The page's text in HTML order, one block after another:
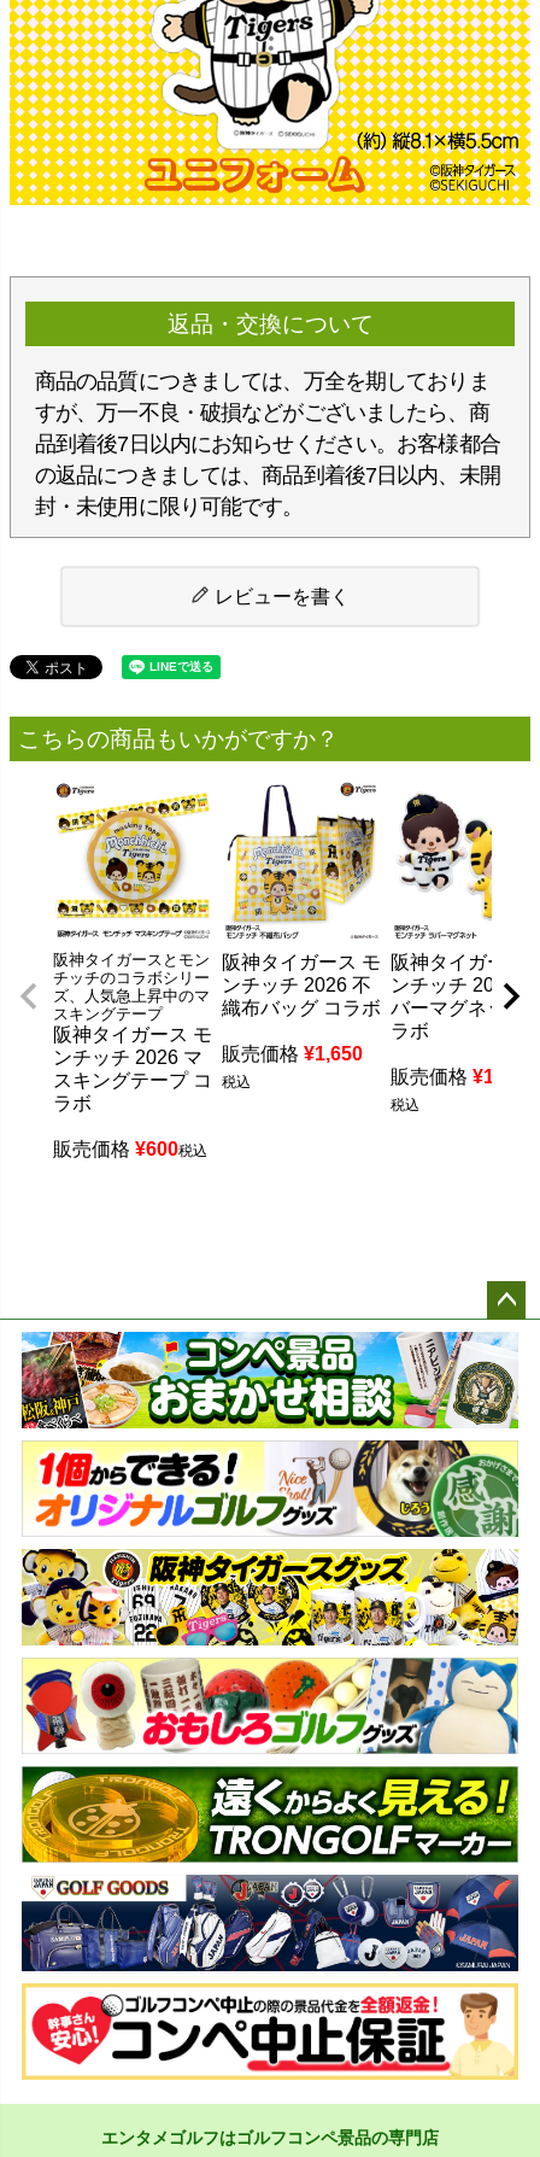
返品・交換について
商品の品質につきましては、万全を期しておりま
すが、万一不良・破損などがございましたら、商
品到着後7日以内にお知らせください。お客様都合
の返品につきましては、商品到着後7日以内、未開
封・未使用に限り可能です。
レビューを書く
こちらの商品もいかがですか？
阪神タイガースとモン
チッチのコラボシリー
ズ、人気急上昇中のマ
スキングテープ
阪神タイガース モ
ンチッチ 2026 マ
スキングテープ コ
ラボ
販売価格 ¥600税込
阪神タイガース モ
ンチッチ 2026 不
織布バッグ コラボ
販売価格 ¥1,650
税込
阪神タイガース
ンチッチ 2026 ラ
バーマグネット
ラボ
販売価格 ¥1,320
税込
ペー
ジト
ップ
へ
エンタメゴルフはゴルフコンペ景品の専門店